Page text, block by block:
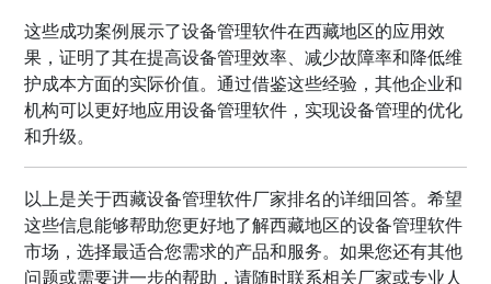
这些成功案例展示了设备管理软件在西藏地区的应用效
果，证明了其在提高设备管理效率、减少故障率和降低维
护成本方面的实际价值。通过借鉴这些经验，其他企业和
机构可以更好地应用设备管理软件，实现设备管理的优化
和升级。
以上是关于西藏设备管理软件厂家排名的详细回答。希望
这些信息能够帮助您更好地了解西藏地区的设备管理软件
市场，选择最适合您需求的产品和服务。如果您还有其他
问题或需要进一步的帮助，请随时联系相关厂家或专业人